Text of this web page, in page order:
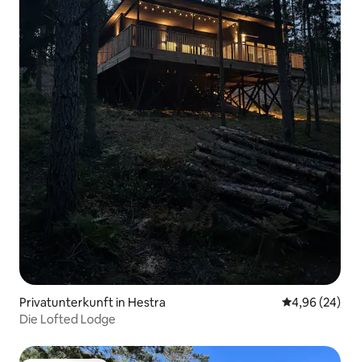
Privatunterkunft in Hestra
4,96 (24)
Die Lofted Lodge